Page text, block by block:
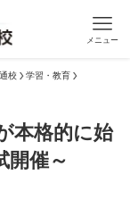
メニュー
校 学習・教育
本格的に始
催～